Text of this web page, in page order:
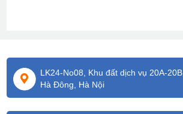
LK24-No08, Khu đất dịch vụ 20A-
Hà Đông, Hà Nội